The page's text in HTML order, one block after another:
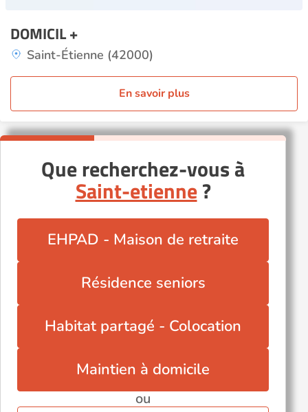
DOMICIL +
Saint-Étienne (42000)
En savoir plus
Que recherchez-vous à
Saint-etienne?
EHPAD - Maison de retraite
Résidence seniors
Habitat partagé - Colocation
Maintien à domicile
ou